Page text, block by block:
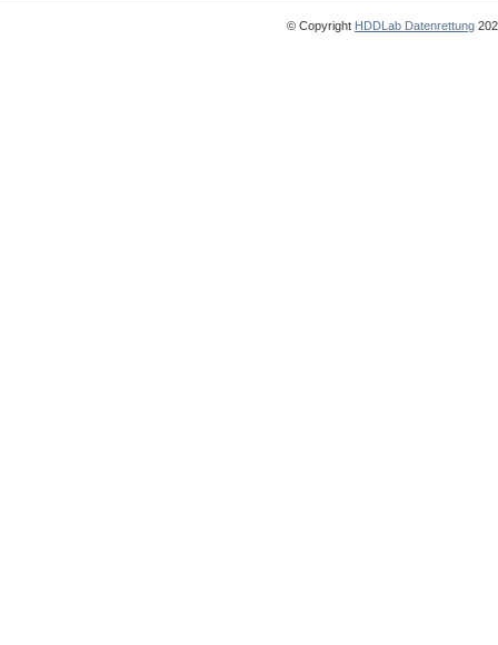
© Copyright HDDLab Datenrettung